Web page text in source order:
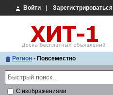
Войти Зарегистрироваться
Регион - Повсеместно
С изображениями